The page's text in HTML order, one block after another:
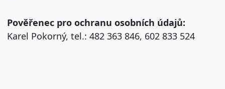
Pověřenec pro ochranu osobních údajů:
Karel Pokorný, tel.: 482 363 846, 602 833 524